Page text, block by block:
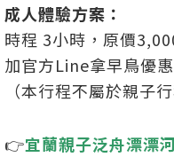
成人體驗方案：
時程 3小時，原價
加官方Line拿早鳥優
（本行程不屬於親子
👉宜蘭親子泛舟漂漂